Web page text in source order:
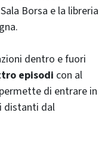
Borsa e la libreria
dentro e fuori
episodi con al
di entrare in
distanti dal